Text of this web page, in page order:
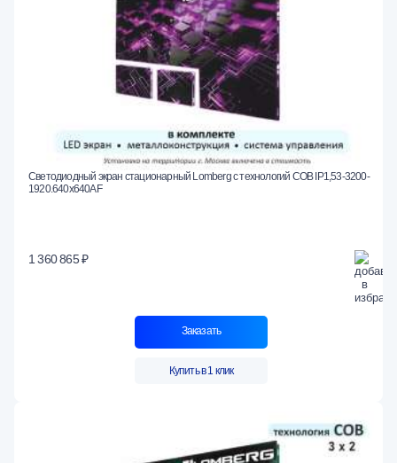
Светодиодный экран стационарный Lomberg с технологий COB IP1,53-3200-
1920.640x640AF
1 360 865 ₽
Заказать
Купить в 1 клик